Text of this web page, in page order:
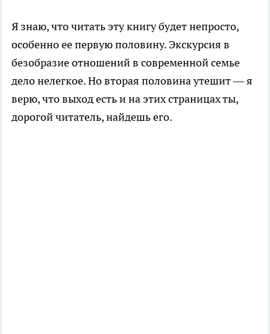
Я знаю, что читать эту книгу будет непросто,
особенно ее первую половину. Экскурсия в
безобразие отношений в современной семье
дело нелегкое. Но вторая половина утешит — я
верю, что выход есть и на этих страницах ты,
дорогой читатель, найдешь его.